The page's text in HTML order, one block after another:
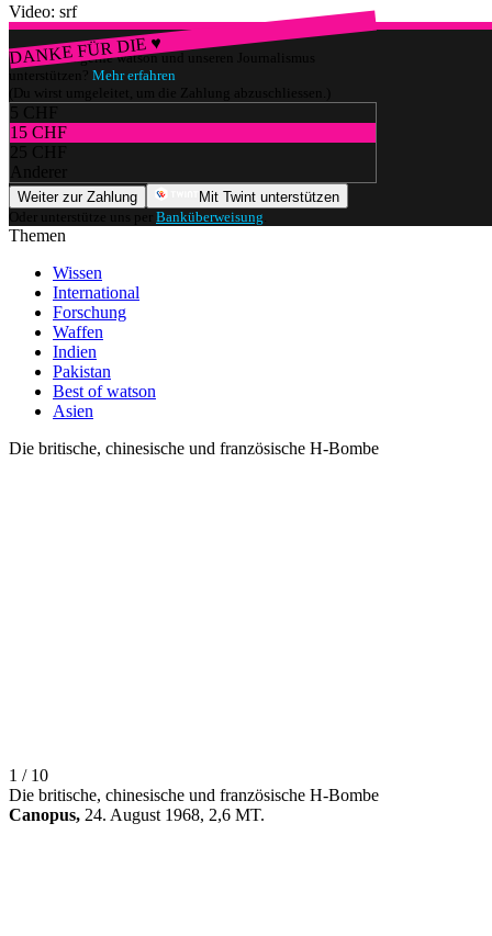
Video: srf
DANKE FÜR DIE ♥
Würdest du gerne watson und unseren Journalismus
unterstützen? Mehr erfahren
(Du wirst umgeleitet, um die Zahlung abzuschliessen.)
5 CHF
15 CHF
25 CHF
Anderer
Weiter zur Zahlung
Mit Twint unterstützen
Oder unterstütze uns per Banküberweisung
Themen
Wissen
International
Forschung
Waffen
Indien
Pakistan
Best of watson
Asien
Die britische, chinesische und französische H-Bombe
1 / 10
Die britische, chinesische und französische H-Bombe
Canopus, 24. August 1968, 2,6 MT.